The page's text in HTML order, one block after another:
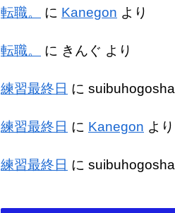
転職。 に Kanegon より
転職。 に きんぐ より
練習最終日 に suibuhogosha
練習最終日 に Kanegon より
練習最終日 に suibuhogosha